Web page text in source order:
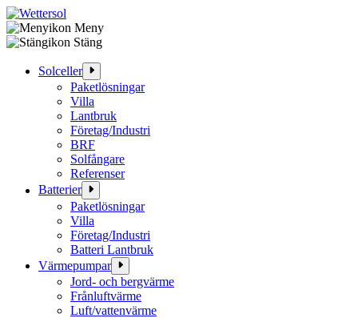
Meny
Hoppa
innehåll
Stäng
Solceller
Paketlösningar
Villa
Lantbruk
Företag/Industri
BRF
Solfångare
Referenser
Batterier
Paketlösningar
Villa
Företag/Industri
Batteri Lantbruk
Värmepumpar
Jord- och bergvärme
Frånluftvärme
Luft/vattenvärme